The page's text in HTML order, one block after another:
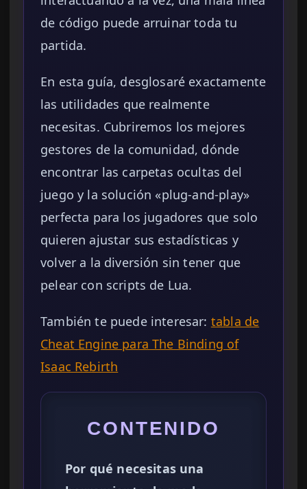
de código puede arruinar toda tu
partida.
En esta guía, desglosaré exactamente
las utilidades que realmente
necesitas. Cubriremos los mejores
gestores de la comunidad, dónde
encontrar las carpetas ocultas del
juego y la solución «plug-and-play»
perfecta para los jugadores que solo
quieren ajustar sus estadísticas y
volver a la diversión sin tener que
pelear con scripts de Lua.
También te puede interesar: tabla de
Cheat Engine para The Binding of
Isaac Rebirth
CONTENIDO
Por qué necesitas una